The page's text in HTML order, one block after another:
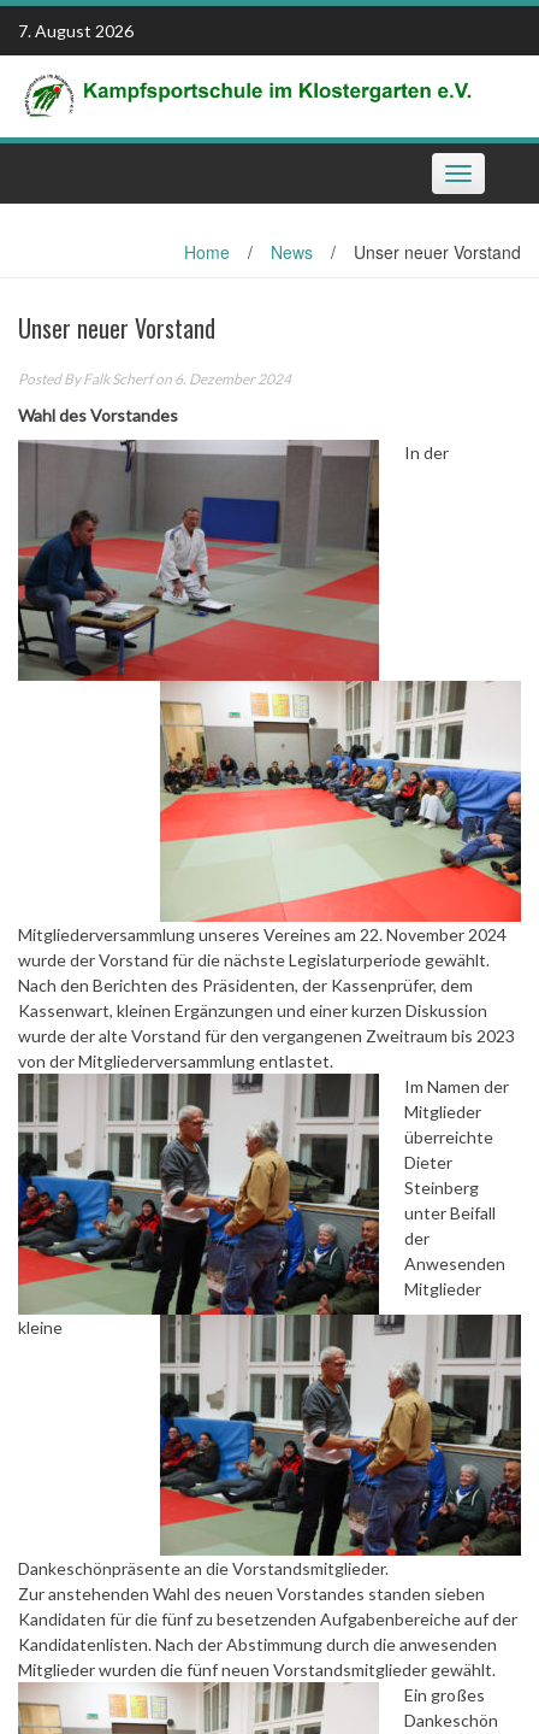
Skip
content
7. August 2026
Toggle
navigation
Home / News / Unser neuer Vorstand
Unser neuer Vorstand
Posted ByFalk Scherfon 6. Dezember 2024
Wahl des Vorstandes
In der
Mitgliederversammlung unseres Vereines am 22. November 2024
wurde der Vorstand für die nächste Legislaturperiode gewählt.
Nach den Berichten des Präsidenten, der Kassenprüfer, dem
Kassenwart, kleinen Ergänzungen und einer kurzen Diskussion
wurde der alte Vorstand für den vergangenen Zweitraum bis 2023
von der Mitgliederversammlung entlastet.
Im Namen der
Mitglieder
überreichte
Dieter
Steinberg
unter Beifall
der
Anwesenden
Mitglieder
kleine
Dankeschönpräsente an die Vorstandsmitglieder.
Zur anstehenden Wahl des neuen Vorstandes standen sieben
Kandidaten für die fünf zu besetzenden Aufgabenbereiche auf der
Kandidatenlisten. Nach der Abstimmung durch die anwesenden
Mitglieder wurden die fünf neuen Vorstandsmitglieder gewählt.
Ein großes
Dankeschön